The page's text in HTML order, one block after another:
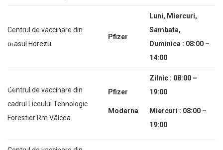
Centrul de vaccinare din
orasul Horezu
Pfizer
Luni, Miercuri,
Sambata,
Duminica : 08:00 –
14:00
Centrul de vaccinare din
cadrul Liceului Tehnologic
Forestier Rm Vâlcea
Pfizer
Moderna
Zilnic : 08:00 –
19:00
Miercuri : 08:00 –
19:00